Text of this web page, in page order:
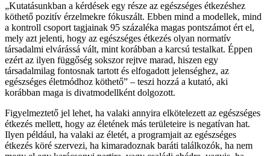
„Kutatásunkban a kérdések egy része az egészséges étkezéshez
köthető pozitív érzelmekre fókuszált. Ebben mind a modellek, mind
a kontroll csoport tagjainak 95 százaléka magas pontszámot ért el,
mely azt jelenti, hogy az egészséges étkezés olyan normatív
társadalmi elvárássá vált, mint korábban a karcsú testalkat. Éppen
ezért az ilyen függőség sokszor rejtve marad, hiszen egy
társadalmilag fontosnak tartott és elfogadott jelenséghez, az
egészséges életmódhoz köthető” – teszi hozzá a kutató, aki
korábban maga is divatmodellként dolgozott.
Figyelmeztető jel lehet, ha valaki annyira elkötelezett az egészséges
étkezés mellett, hogy az életének más területeire is negatívan hat.
Ilyen például, ha valaki az életét, a programjait az egészséges
étkezés köré szervezi, ha kimaradoznak baráti találkozók, ha nem